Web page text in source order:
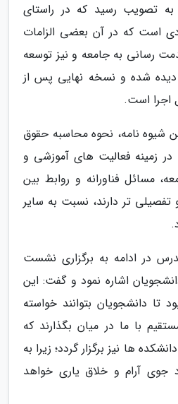
تصویب رسید که در راستای
است که در آن بعضی الزامات
رسانی به جامعه و نیز توسعه
دیده شده و نسخه نهایی پس از
اجرا است.
شیوه نامه، نحوه محاسبه حقوق
در زمینه فعالیت های آموزشی و
مسائل فناورانه و روابط بین
تفصیلی تر دارند، نسبت به سایر
در ادامه به برگزاری نشست
اشاره نمود و گفت: این
دانشجویان بتوانند خواسته
با ما در میان بگذارند که
ها نیز برگزار گردد؛ زیرا به
آرام و خلاق یاری خواهد